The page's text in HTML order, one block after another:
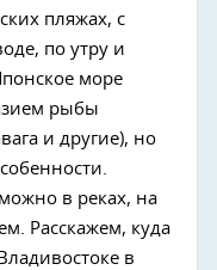
пляжах, с
по утру и
море
рыбы
и другие), но
в реках, на
Расскажем, куда
в